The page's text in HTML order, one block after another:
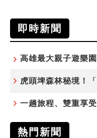
即時新聞
熱門新聞